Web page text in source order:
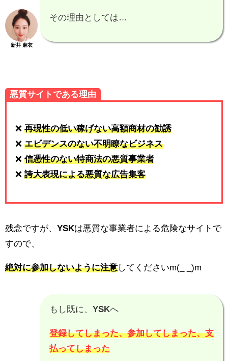
新井 麻衣
その理由としては…
悪質サイトである理由
❌ 再現性の低い稼げない高額商材の勧誘
❌ エビデンスのない不明瞭なビジネス
❌ 信憑性のない特商法の悪質事業者
❌ 誇大表現による悪質な広告集客
残念ですが、 YSKは悪質な事業者による危険なサイトで
すので、
絶対に参加しないように注意してくださいm(_ _)m
もし既に、 YSKへ
登録してしまった、参加してしまった、支
払ってしまった